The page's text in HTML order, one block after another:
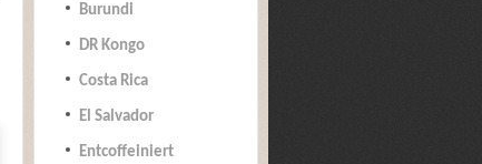
Burundi
DR Kongo
Costa Rica
El Salvador
Entcoffeiniert